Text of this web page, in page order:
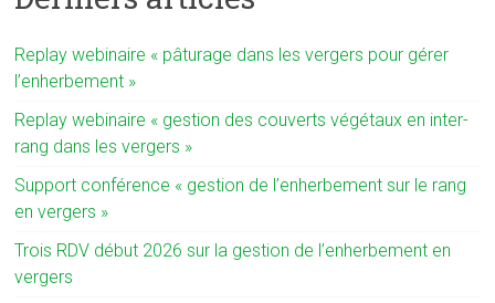
Replay webinaire « pâturage dans les vergers pour gérer
l’enherbement »
Replay webinaire « gestion des couverts végétaux en inter-
rang dans les vergers »
Support conférence « gestion de l’enherbement sur le rang
en vergers »
Trois RDV début 2026 sur la gestion de l’enherbement en
vergers